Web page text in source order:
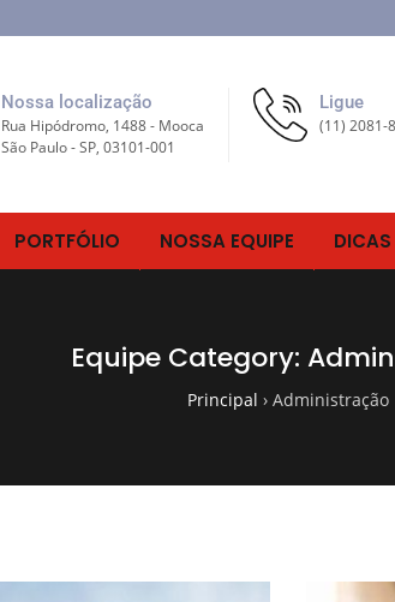
Nossa localização
Rua Hipódromo, 1488 - Mooca
São Paulo - SP, 03101-001
Ligue
(11) 2081-
PORTFÓLIO NOSSA EQUIPE DICAS
Equipe Category:
Principal › Administração